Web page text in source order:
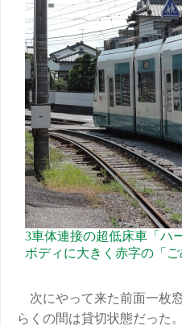
3車体連接の超低床車「ハ
ボディに大きく赤字の「
次にやって来た前面一枚
らくの間は貸切状態だった